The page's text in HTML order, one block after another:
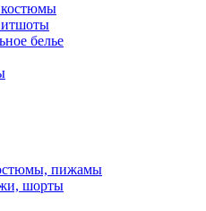
белье
пижамы
шорты